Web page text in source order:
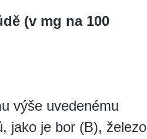
(v mg na 100
výše uvedenému
jako je bor (B), železo